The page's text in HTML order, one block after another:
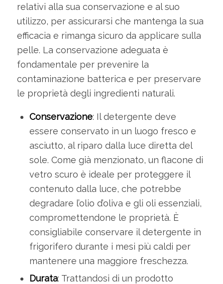
relativi alla sua conservazione e al suo
utilizzo, per assicurarsi che mantenga la sua
efficacia e rimanga sicuro da applicare sulla
pelle. La conservazione adeguata è
fondamentale per prevenire la
contaminazione batterica e per preservare
le proprietà degli ingredienti naturali.
Conservazione: Il detergente deve
essere conservato in un luogo fresco e
asciutto, al riparo dalla luce diretta del
sole. Come già menzionato, un flacone di
vetro scuro è ideale per proteggere il
contenuto dalla luce, che potrebbe
degradare l’olio d’oliva e gli oli essenziali,
compromettendone le proprietà. È
consigliabile conservare il detergente in
frigorifero durante i mesi più caldi per
mantenere una maggiore freschezza.
Durata: Trattandosi di un prodotto